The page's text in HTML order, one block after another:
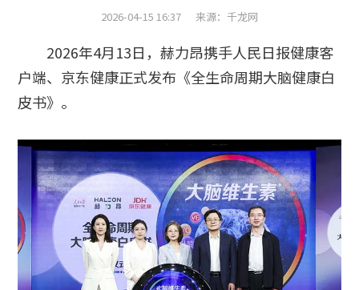
2026-04-15 16:37 来源：千龙网
2026年4月13日，赫力昂携手人民日报健康客
户端、京东健康正式发布《全生命周期大脑健康白
皮书》。